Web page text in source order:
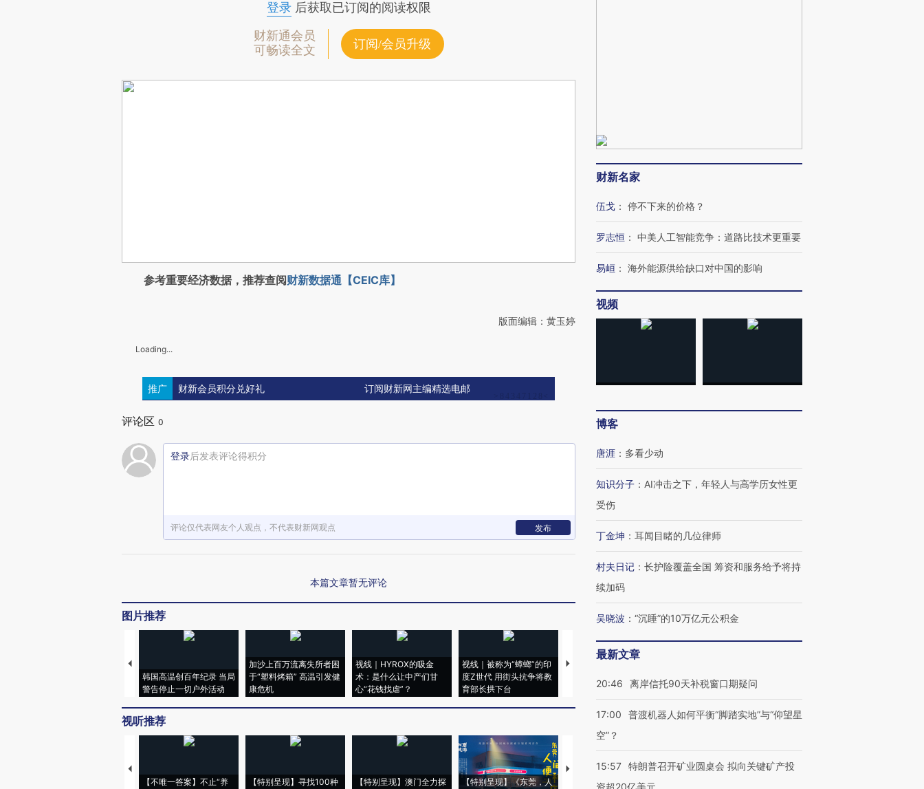
登录后获取已订阅的阅读权限
财新通会员
可畅读全文
订阅/会员升级
参考重要经济数据，推荐查阅财新数据通【CEIC库】
版面编辑：黄玉婷
Loading...
推广 财新会员积分兑好礼 订阅财新网主编精选电邮
评论区 0
登录后发表评论得积分
评论仅代表网友个人观点，不代表财新网观点 发布
本篇文章暂无评论
图片推荐
韩国高温创百年纪录 当局
警告停止一切户外活动
加沙上百万流离失所者困
于“塑料烤箱” 高温引发健
康危机
视线｜HYROX的吸金
术：是什么让中产们甘
心“花钱找虐”？
视线｜被称为“蟑螂”的印
度Z世代 用街头抗争将教
育部长拱下台
视线｜“入侵”还是“人道危
机”？难民潮撕裂西班牙
飞地休达
128毫米 紧急转移近
4000人
视听推荐
【不唯一答案】不止“养
【特别呈现】寻找100种
【特别呈现】澳门全力探
【特别呈现】《东莞，人
【推广】走进第四届链博
会，让数智科技“链”接产
【商旅对话】华住集团
财新名家
伍戈 ： 停不下来的价格？
罗志恒 ： 中美人工智能竞争：道路比技术更重要
易峘 ： 海外能源供给缺口对中国的影响
视频
博客
唐涯 ： 多看少动
知识分子 ： AI冲击之下，年轻人与高学历女性更
受伤
丁金坤 ： 耳闻目睹的几位律师
村夫日记 ： 长护险覆盖全国 筹资和服务给予将持
续加码
吴晓波 ： “沉睡”的10万亿元公积金
最新文章
20:46 离岸信托90天补税窗口期疑问
17:00
普渡机器人如何平衡“脚踏实地”与“仰望星
空”？
15:57 特朗普召开矿业圆桌会 拟向关键矿产投
资超20亿美元